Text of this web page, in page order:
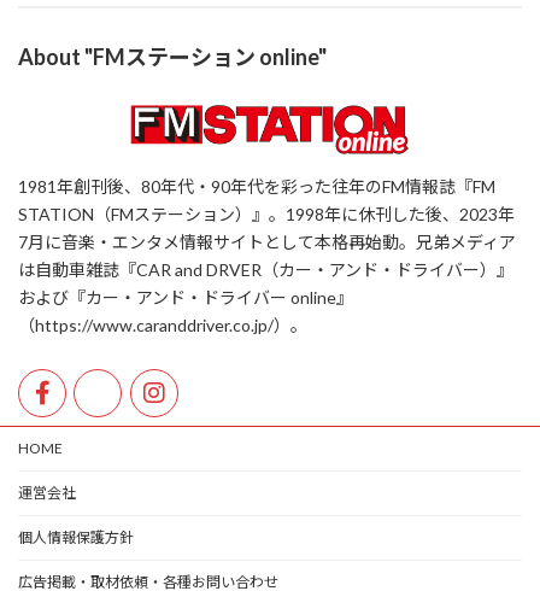
About "FMステーション online"
1981年創刊後、80年代・90年代を彩った往年のFM情報誌『FM
STATION（FMステーション）』。1998年に休刊した後、2023年
7月に音楽・エンタメ情報サイトとして本格再始動。兄弟メディア
は自動車雑誌『CAR and DRVER（カー・アンド・ドライバー）』
および『カー・アンド・ドライバー online』
（https://www.caranddriver.co.jp/）。
HOME
運営会社
個人情報保護方針
広告掲載・取材依頼・各種お問い合わせ